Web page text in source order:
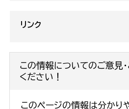
リンク
この情報についてのご意見
ください！
このページの情報は分かり